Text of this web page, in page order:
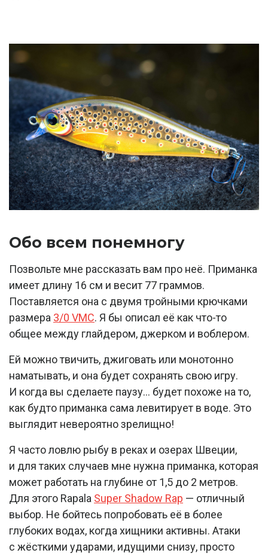
Обо всем понемногу
Позвольте мне рассказать вам про неё. Приманка
имеет длину 16 см и весит 77 граммов.
Поставляется она с двумя тройными крючками
размера 3/0 VMC. Я бы описал её как что-то
общее между глайдером, джерком и воблером.
Ей можно твичить, джиговать или монотонно
наматывать, и она будет сохранять свою игру.
И когда вы сделаете паузу… будет похоже на то,
как будто приманка сама левитирует в воде. Это
выглядит невероятно зрелищно!
Я часто ловлю рыбу в реках и озерах Швеции,
и для таких случаев мне нужна приманка, которая
может работать на глубине от 1,5 до 2 метров.
Для этого Rapala Super Shadow Rap — отличный
выбор. Не бойтесь попробовать её в более
глубоких водах, когда хищники активны. Атаки
с жёсткими ударами, идущими снизу, просто